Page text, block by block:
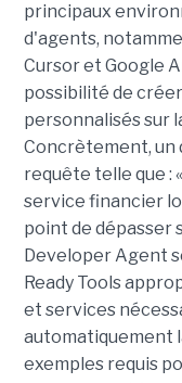
principaux
d'agents,
Cursor et Google
possibilité de
personnalisés sur
Concrètement, un
requête telle que :
service financier
point de dépasser
Developer Agent
Ready Tools
et services
automatiquement
exemples requis